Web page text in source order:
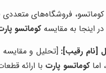
کوماتسو، فروشگاه‌های
اینجا به مقایسه کوماتسو
[نام رقیب]: [تحلیل و
اماکوماتسو پارت با ارائه